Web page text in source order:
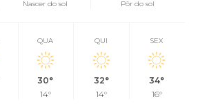
Nascer do sol Pôr do sol
QUA
30°
14°
QUI
32°
14°
SEX
34°
16°